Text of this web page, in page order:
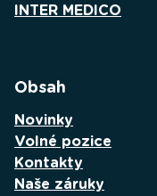
INTER MEDICO
Obsah
Novinky
Volné pozice
Kontakty
Naše záruky